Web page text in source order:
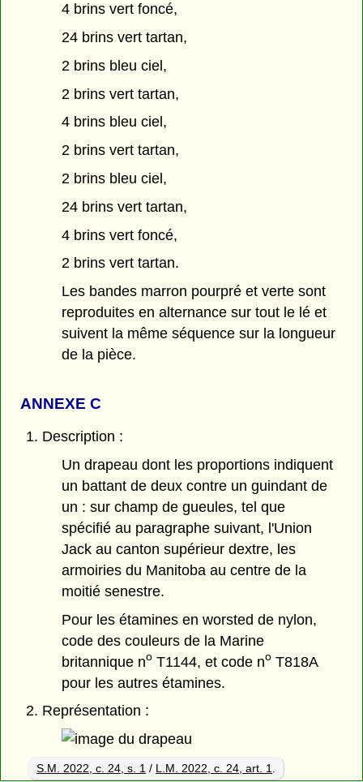
4 brins vert foncé,
24 brins vert tartan,
2 brins bleu ciel,
2 brins vert tartan,
4 brins bleu ciel,
2 brins vert tartan,
2 brins bleu ciel,
24 brins vert tartan,
4 brins vert foncé,
2 brins vert tartan.
Les bandes marron pourpré et verte sont
reproduites en alternance sur tout le lé et
suivent la même séquence sur la longueur
de la pièce.
ANNEXE C
1. Description :
Un drapeau dont les proportions indiquent
un battant de deux contre un guindant de
un : sur champ de gueules, tel que
spécifié au paragraphe suivant, l'Union
Jack au canton supérieur dextre, les
armoiries du Manitoba au centre de la
moitié senestre.
Pour les étamines en worsted de nylon,
code des couleurs de la Marine
britannique no T1144, et code no T818A
pour les autres étamines.
2. Représentation :
S.M. 2022, c. 24, s. 1 / L.M. 2022, c. 24, art. 1